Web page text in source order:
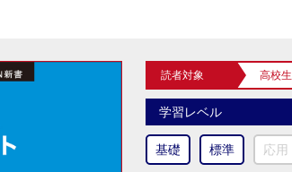
読者対象 高校生
学習レベル
基礎 標準 応用